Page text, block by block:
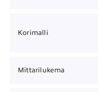
Korimalli
Mittarilukema